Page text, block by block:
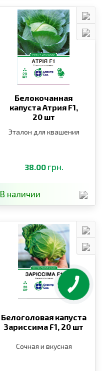
Белокочанная
капуста Атрия F1,
20 шт
Эталон для квашения
38.00 грн.
В наличии
Белоголовая капуста
Зариссима F1, 20 шт
Сочная и вкусная